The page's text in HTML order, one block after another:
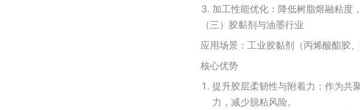
加工性能优化：降低树脂熔融粘度
（三）胶黏剂与油墨行业
应用场景：工业胶黏剂（丙烯酸酯胶
核心优势
提升胶层柔韧性与附着力：作为共
力，减少脱粘风险。